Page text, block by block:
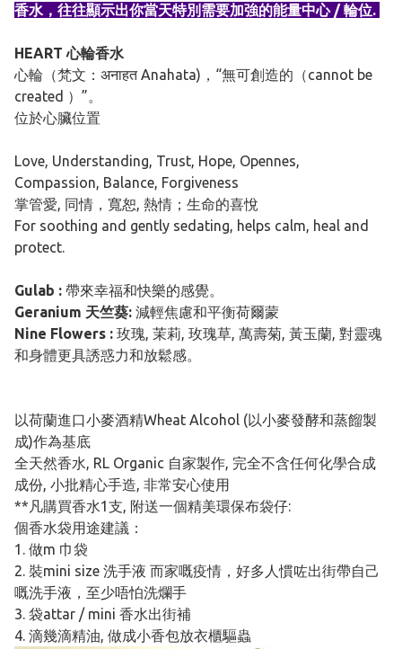
香水，往往顯示出你當天特別需要加強的能量中心 / 輪位.
HEART 心輪香水
心輪（梵文：अनाहत Anahata)，“無可創造的（cannot be
created ）”。
位於心臟位置
Love, Understanding, Trust, Hope, Opennes,
Compassion, Balance, Forgiveness
掌管愛, 同情，寬恕, 熱情；生命的喜悅
For soothing and gently sedating, helps calm, heal and
protect.
Gulab : 帶來幸福和快樂的感覺。
Geranium 天竺葵: 減輕焦慮和平衡荷爾蒙
Nine Flowers : 玫瑰, 茉莉, 玫瑰草, 萬壽菊, 黃玉蘭, 對靈魂
和身體更具誘惑力和放鬆感。
以荷蘭進口小麥酒精Wheat Alcohol (以小麥發酵和蒸餾製
成)作為基底
全天然香水, RL Organic 自家製作, 完全不含任何化學合成
成份, 小批精心手造, 非常安心使用
**凡購買香水1支, 附送一個精美環保布袋仔:
個香水袋用途建議：
1. 做m 巾袋
2. 裝mini size 洗手液 而家嘅疫情，好多人慣咗出街帶自己
嘅洗手液，至少唔怕洗爛手
3. 袋attar / mini 香水出街補
4. 滴幾滴精油, 做成小香包放衣櫃驅蟲